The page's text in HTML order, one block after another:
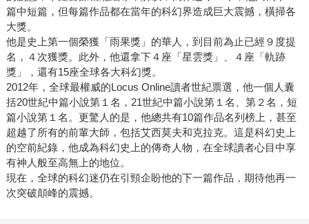
篇中短篇，但每篇作品都在當年的科幻界造成巨大震撼，橫掃各
大獎。
他是史上第一個榮獲「雨果獎」的華人，到目前為止已經９度提
名，４次獲獎。此外，他還拿下４座「星雲獎」、４座「軌跡
獎」，還有15座全球各大科幻獎。
2012年，全球最權威的Locus Online讀者世紀票選，他一個人囊
括20世紀中篇小說第１名，21世紀中篇小說第１名、第２名，短
篇小說第１名。更驚人的是，他總共有10篇作品名列榜上，甚至
超越了所有的前輩大師，包括艾西莫夫和克拉克。這是科幻史上
的空前紀錄，他成為科幻史上的傳奇人物，在全球讀者心目中享
有神人般至高無上的地位。
現在，全球的科幻迷仍在引頸企盼他的下一篇作品，期待他再一
次突破顛峰的震撼。